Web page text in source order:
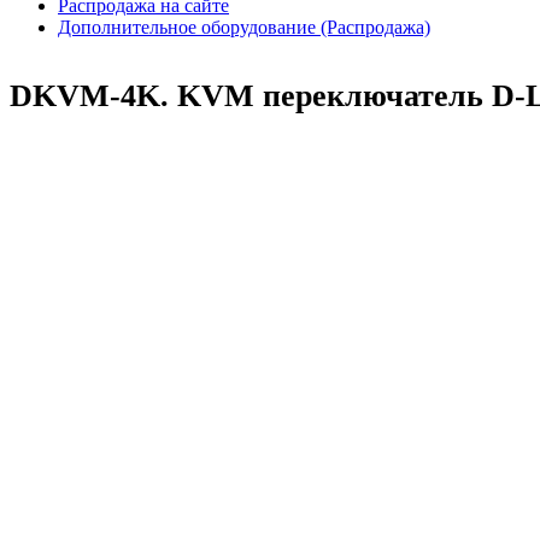
Распродажа на сайте
Дополнительное оборудование (Распродажа)
DKVM-4K. KVM переключатель D-